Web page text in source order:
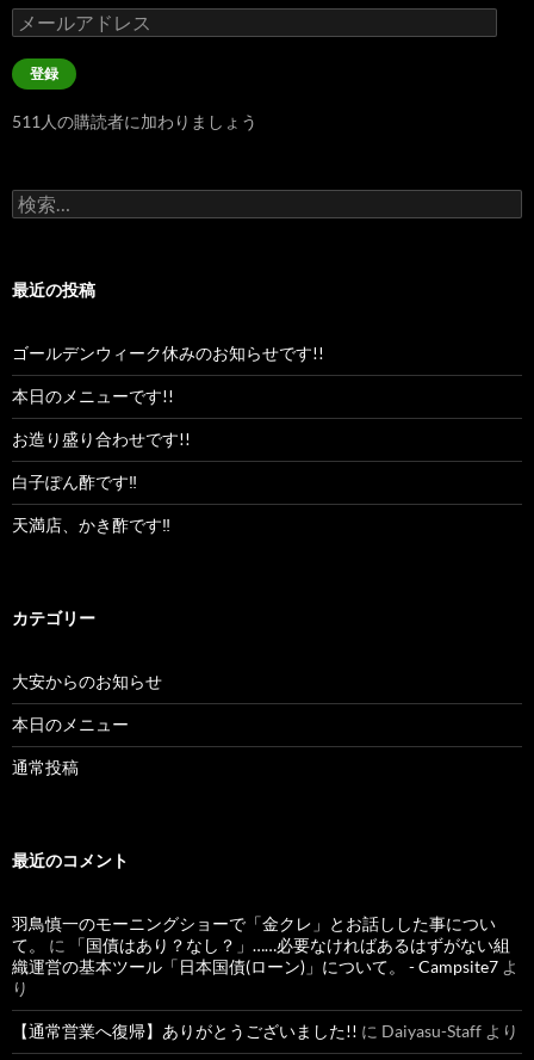
メ
ー
ル
ア
レ
登録
511人の購読者に加わりましょう
検
索:
最近の投稿
ゴールデンウィーク休みのお知らせです!!
本日のメニューです!!
お造り盛り合わせです!!
白子ぽん酢です‼︎
天満店、かき酢です‼︎
カテゴリー
大安からのお知らせ
本日のメニュー
通常投稿
最近のコメント
羽鳥慎一のモーニングショーで「金クレ」とお話しした事につい
て。
に
「国債はあり？なし？」……必要なければあるはずがない組
織運営の基本ツール「日本国債(ローン)」について。 - Campsite7 よ
り
【通常営業へ復帰】ありがとうございました!! に Daiyasu-Staff より